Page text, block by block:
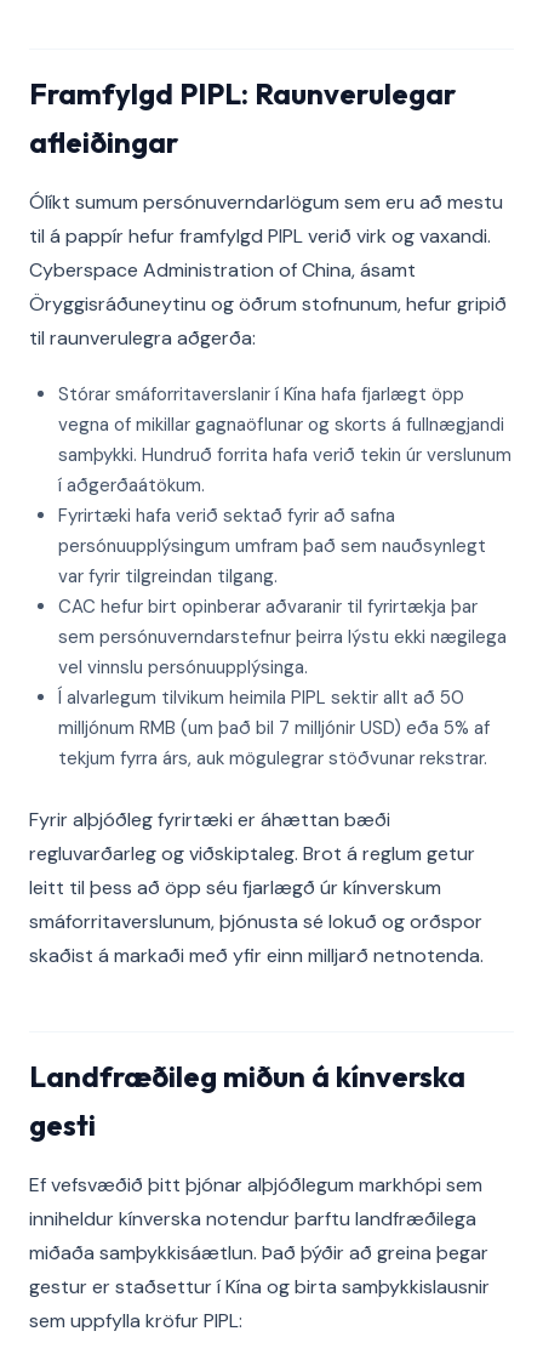
Framfylgd PIPL: Raunverulegar
afleiðingar
Ólíkt sumum persónuverndarlögum sem eru að mestu
til á pappír hefur framfylgd PIPL verið virk og vaxandi.
Cyberspace Administration of China, ásamt
Öryggisráðuneytinu og öðrum stofnunum, hefur gripið
til raunverulegra aðgerða:
Stórar smáforritaverslanir í Kína hafa fjarlægt öpp
vegna of mikillar gagnaöflunar og skorts á fullnægjandi
samþykki. Hundruð forrita hafa verið tekin úr verslunum
í aðgerðaátökum.
Fyrirtæki hafa verið sektað fyrir að safna
persónuupplýsingum umfram það sem nauðsynlegt
var fyrir tilgreindan tilgang.
CAC hefur birt opinberar aðvaranir til fyrirtækja þar
sem persónuverndarstefnur þeirra lýstu ekki nægilega
vel vinnslu persónuupplýsinga.
Í alvarlegum tilvikum heimila PIPL sektir allt að 50
milljónum RMB (um það bil 7 milljónir USD) eða 5% af
tekjum fyrra árs, auk mögulegrar stöðvunar rekstrar.
Fyrir alþjóðleg fyrirtæki er áhættan bæði
regluvarðarleg og viðskiptaleg. Brot á reglum getur
leitt til þess að öpp séu fjarlægð úr kínverskum
smáforritaverslunum, þjónusta sé lokuð og orðspor
skaðist á markaði með yfir einn milljarð netnotenda.
Landfræðileg miðun á kínverska
gesti
Ef vefsvæðið þitt þjónar alþjóðlegum markhópi sem
inniheldur kínverska notendur þarftu landfræðilega
miðaða samþykkisáætlun. Það þýðir að greina þegar
gestur er staðsettur í Kína og birta samþykkislausnir
sem uppfylla kröfur PIPL: